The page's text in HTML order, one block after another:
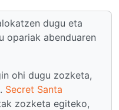
dugu eta
opariak abenduaren
ohi dugu zozketa,
Secret Santa
zozketa egiteko,